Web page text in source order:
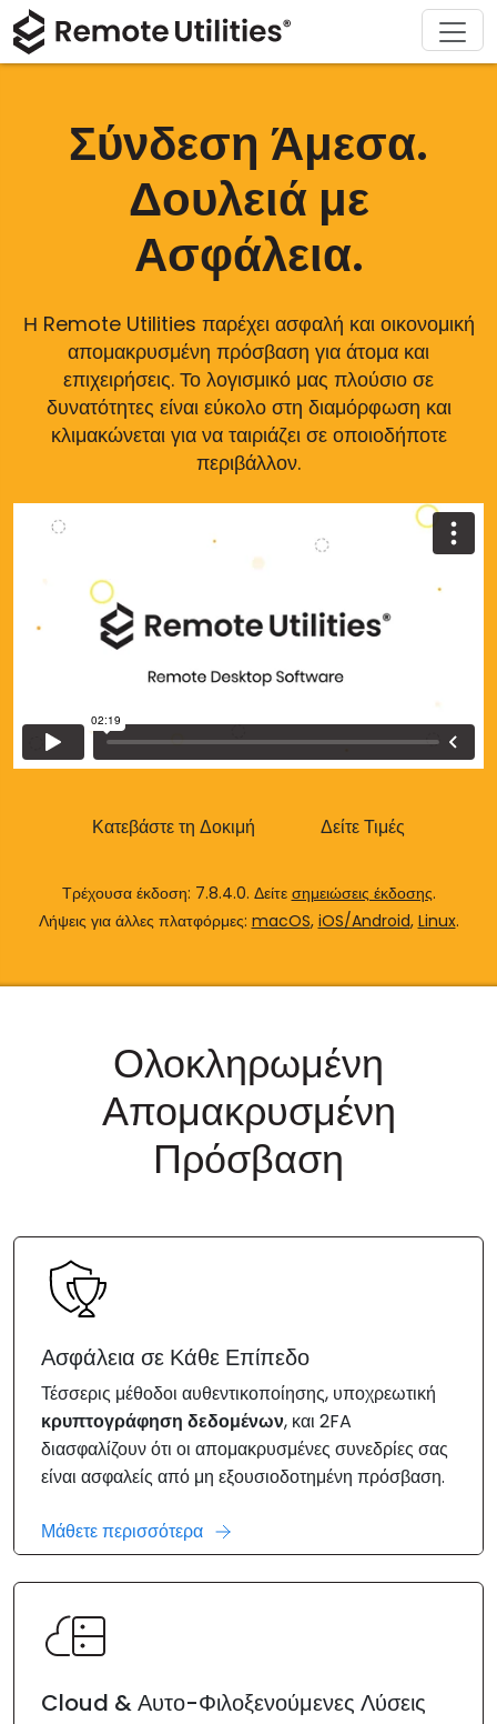
Σύνδεση Άμεσα.
Δουλειά με
Ασφάλεια.
Η Remote Utilities παρέχει ασφαλή και οικονομική
απομακρυσμένη πρόσβαση για άτομα και
επιχειρήσεις. Το λογισμικό μας πλούσιο σε
δυνατότητες είναι εύκολο στη διαμόρφωση και
κλιμακώνεται για να ταιριάζει σε οποιοδήποτε
περιβάλλον.
Κατεβάστε τη Δοκιμή Δείτε Τιμές
Τρέχουσα έκδοση: 7.8.4.0. Δείτε σημειώσεις έκδοσης.
Λήψεις για άλλες πλατφόρμες: macOS, iOS/Android, Linux.
Ολοκληρωμένη
Απομακρυσμένη
Πρόσβαση
Ασφάλεια σε Κάθε Επίπεδο
Τέσσερις μέθοδοι αυθεντικοποίησης, υποχρεωτική
κρυπτογράφηση δεδομένων, και 2FA
διασφαλίζουν ότι οι απομακρυσμένες συνεδρίες σας
είναι ασφαλείς από μη εξουσιοδοτημένη πρόσβαση.
Μάθετε περισσότερα
Cloud & Αυτο-Φιλοξενούμενες Λύσεις
Προϊόν
Ασφάλεια
Σημειώσεις Έκδοσης
Μη Επίβλεπτη Πρόσβαση
Υποστήριξη Active Directory
Cloud & Τοπική Εγκατάσταση
Λύσεις
Κατασκευή και Λιανική
Υγειονομική περίθαλψη
Εκπαίδευση και Κυβέρνηση
Κατέβασμα
macOS
iOS/Android
Αγορά
Βοηθός άδειας χρήσης
Αναβάθμιση της άδειας χρήσης σας
Υποστήριξη
Τεκμηρίωση
Βάση γνώσεων
Σχετικά
Σαλόνι τύπου
Γράψτε μια κριτική